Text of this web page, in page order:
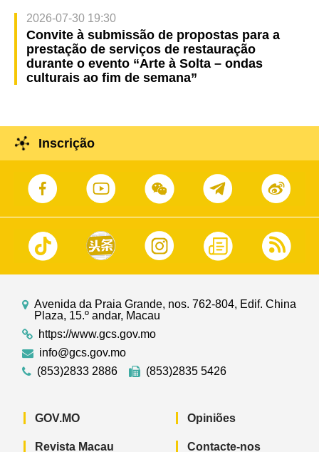
2026-07-30 19:30
Convite à submissão de propostas para a
prestação de serviços de restauração
durante o evento “Arte à Solta – ondas
culturais ao fim de semana”
Inscrição
Avenida da Praia Grande, nos. 762-804, Edif. China
Plaza, 15.º andar, Macau
https://www.gcs.gov.mo
info@gcs.gov.mo
(853)2833 2886
(853)2835 5426
GOV.MO
Revista Macau
Opiniões
Contacte-nos